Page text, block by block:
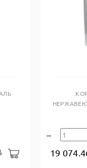
СравнитьВ корзину19